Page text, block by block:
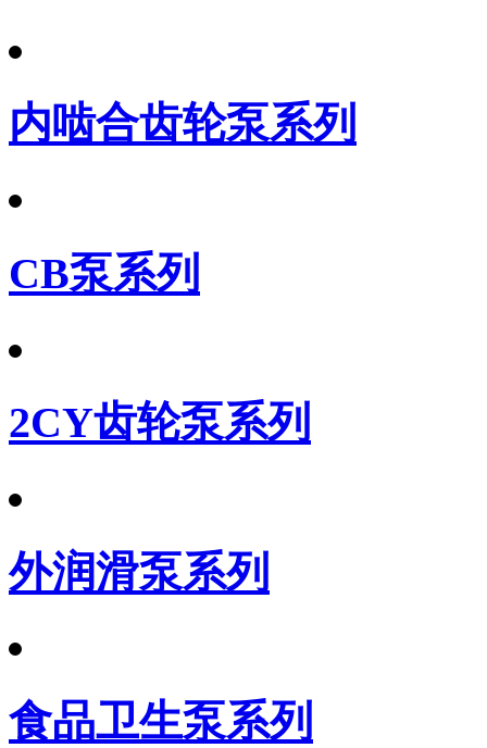
内啮合齿轮泵系列
CB泵系列
2CY齿轮泵系列
外润滑泵系列
食品卫生泵系列